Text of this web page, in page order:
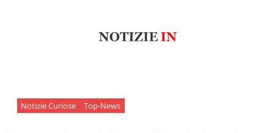
Notizie Curiose Top-News